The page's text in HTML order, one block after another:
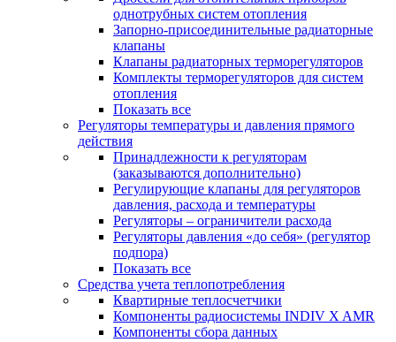
однотрубных систем отопления
Запорно-присоединительные радиаторные
клапаны
Клапаны радиаторных терморегуляторов
Комплекты терморегуляторов для систем
отопления
Показать все
Регуляторы температуры и давления прямого
действия
Принадлежности к регуляторам
(заказываются дополнительно)
Регулирующие клапаны для регуляторов
давления, расхода и температуры
Регуляторы – ограничители расхода
Регуляторы давления «до себя» (регулятор
подпора)
Показать все
Средства учета теплопотребления
Квартирные теплосчетчики
Компоненты радиосистемы INDIV X AMR
Компоненты сбора данных